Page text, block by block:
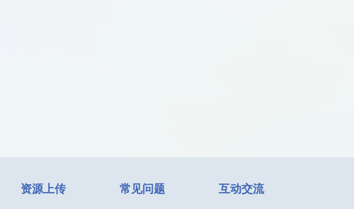
资源上传 常见问题 互动交流